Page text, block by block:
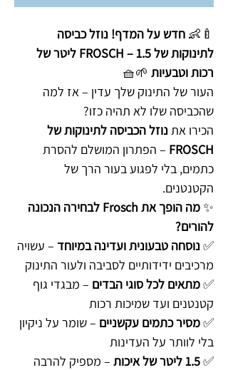
🍼👶 חדש על המדף! נוזל כביסה
לתינוקות של FROSCH – 1.5 ליטר של
רכות וטבעיות 🌱🧺
העור של התינוק שלך עדין – אז למה
שהכביסה שלו לא תהיה כזו?
הכירו אתנוזל הכביסה לתינוקות של
FROSCH – הפתרון המושלם להסרת
כתמים, בלי לפגוע בעור הרך של
הקטנטנים.
✨
מה הופך את Frosch לבחירה הנכונה
להורים?
✅נוסחה טבעונית ועדינה במיוחד – עשויה
מרכיבים ידידותיים לסביבה ולעור התינוק
✅מתאים לכל סוגי הבדים – מבגדי גוף
קטנטנים ועד שמיכות רכות
✅מסיר כתמים עקשניים – שומר על ניקיון
בלי לוותר על העדינות
✅1.5 ליטר של איכות
– מספיק להרבה